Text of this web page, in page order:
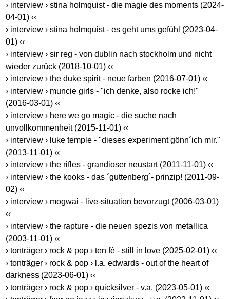
› interview › stina holmquist - die magie des moments (2024-
04-01) ‹‹
› interview › stina holmquist - es geht ums gefühl (2023-04-
01) ‹‹
› interview › sir reg - von dublin nach stockholm und nicht
wieder zurück (2018-10-01) ‹‹
› interview › the duke spirit - neue farben (2016-07-01) ‹‹
› interview › muncie girls - "ich denke, also rocke ich!"
(2016-03-01) ‹‹
› interview › here we go magic - die suche nach
unvollkommenheit (2015-11-01) ‹‹
› interview › luke temple - "dieses experiment gönn´ich mir."
(2013-11-01) ‹‹
› interview › the rifles - grandioser neustart (2011-11-01) ‹‹
› interview › the kooks - das ´guttenberg´- prinzip! (2011-09-
02) ‹‹
› interview › mogwai - live-situation bevorzugt (2006-03-01)
‹‹
› interview › the rapture - die neuen spezis von metallica
(2003-11-01) ‹‹
› tonträger › rock & pop › ten fè - still in love (2025-02-01) ‹‹
› tonträger › rock & pop › l.a. edwards - out of the heart of
darkness (2023-06-01) ‹‹
› tonträger › rock & pop › quicksilver - v.a. (2023-05-01) ‹‹